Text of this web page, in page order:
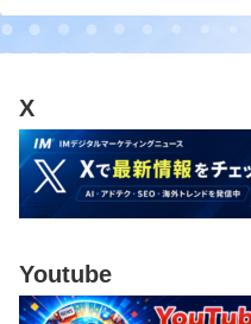
X
Youtube